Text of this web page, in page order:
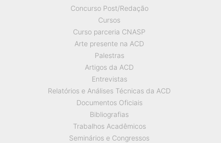
Concurso Post/Redação
Cursos
Curso parceria CNASP
Arte presente na ACD
Palestras
Artigos da ACD
Entrevistas
Relatórios e Análises Técnicas da ACD
Documentos Oficiais
Bibliografias
Trabalhos Acadêmicos
Seminários e Congressos